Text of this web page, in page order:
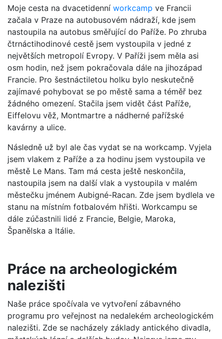
Moje cesta na dvacetidenní workcamp ve Francii
začala v Praze na autobusovém nádraží, kde jsem
nastoupila na autobus směřující do Paříže. Po zhruba
čtrnáctihodinové cestě jsem vystoupila v jedné z
největších metropolí Evropy. V Paříži jsem měla asi
osm hodin, než jsem pokračovala dále na jihozápad
Francie. Pro šestnáctiletou holku bylo neskutečně
zajímavé pohybovat se po městě sama a téměř bez
žádného omezení. Stačila jsem vidět část Paříže,
Eiffelovu věž, Montmartre a nádherné pařížské
kavárny a ulice.
Následně už byl ale čas vydat se na workcamp. Vyjela
jsem vlakem z Paříže a za hodinu jsem vystoupila ve
městě Le Mans. Tam má cesta ještě neskončila,
nastoupila jsem na další vlak a vystoupila v malém
městečku jménem Aubigné-Racan. Zde jsem bydlela ve
stanu na místním fotbalovém hřišti. Workcampu se
dále zúčastnili lidé z Francie, Belgie, Maroka,
Španělska a Itálie.
Práce na archeologickém
nalezišti
Naše práce spočívala ve vytvoření zábavného
programu pro veřejnost na nedalekém archeologickém
nalezišti. Zde se nacházely základy antického divadla,